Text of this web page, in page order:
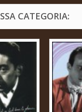
CATEGORIA: